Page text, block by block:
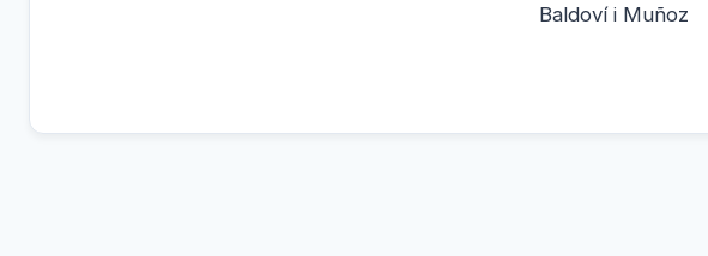
Baldoví i Muñoz